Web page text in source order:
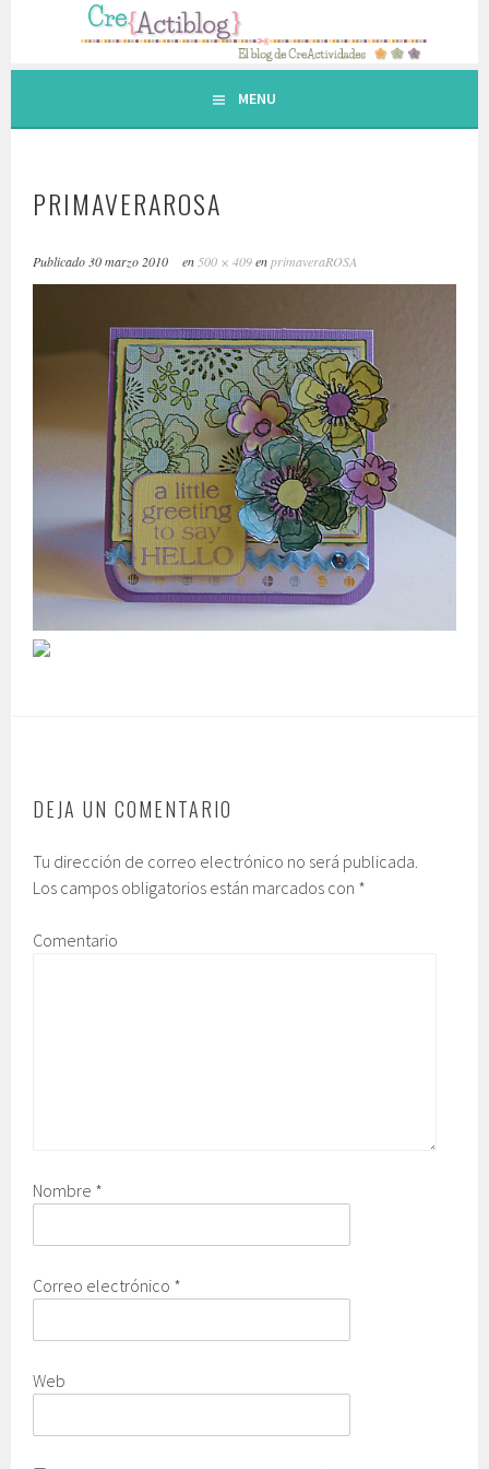
contenido.
MENU
PRIMAVERAROSA
Publicado 30 marzo 2010 en 500 × 409enprimaveraROSA
DEJA UN COMENTARIO
Tu dirección de correo electrónico no será publicada.
Los campos obligatorios están marcados con *
Comentario
Nombre *
Correo electrónico *
Web